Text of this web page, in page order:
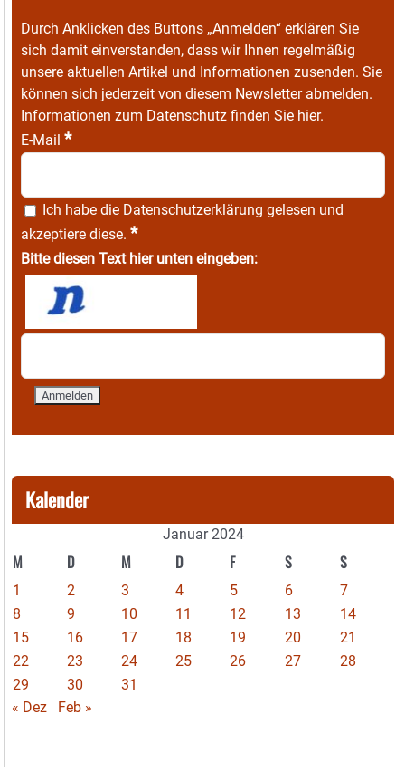
Durch Anklicken des Buttons „Anmelden“ erklären Sie
sich damit einverstanden, dass wir Ihnen regelmäßig
unsere aktuellen Artikel und Informationen zusenden. Sie
können sich jederzeit von diesem Newsletter abmelden.
Informationen zum Datenschutz finden Sie hier.
E-Mail *
Ich habe die Datenschutzerklärung gelesen und
akzeptiere diese. *
Bitte diesen Text hier unten eingeben:
Kalender
Januar 2024
M D M D F S S
1 2 3 4 5 6
7
8
9 10 11 12 13
14
15
16 17 18 19 20
21
22
23 24 25 26 27
28
29
30
31
« Dez
Feb »